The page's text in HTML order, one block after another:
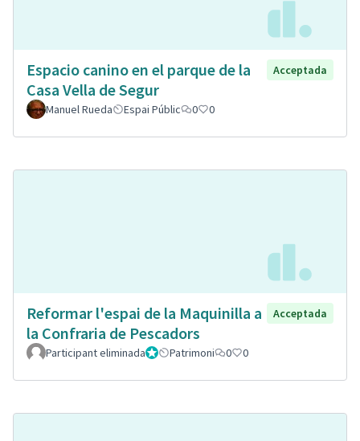
Espacio canino en el parque de la
Casa Vella de Segur
Acceptada
Manuel Rueda Espai Públic 0 0
Reformar l'espai de la Maquinilla a
la Confraria de Pescadors
Acceptada
Participant eliminadaAdministrador
Patrimoni 0 0